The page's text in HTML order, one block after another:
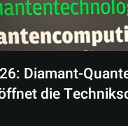
Diamant-
die